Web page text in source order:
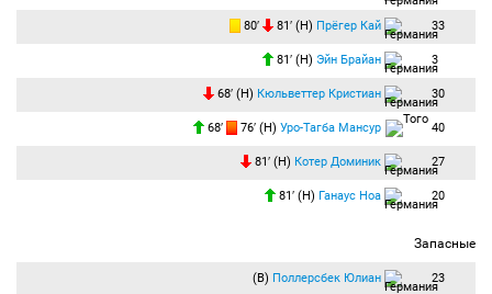
80′ 81′ (Н) Прёгер Кай 33
81′ (Н) Эйн Брайан 3
68′ (Н) Кюльветтер Кристиан 30
68′ 76′ (Н) Уро-Тагба Мансур 40
81′ (Н) Котер Доминик 27
81′ (Н) Ганаус Ноа 20
Запасные
(В) Поллерсбек Юлиан 23